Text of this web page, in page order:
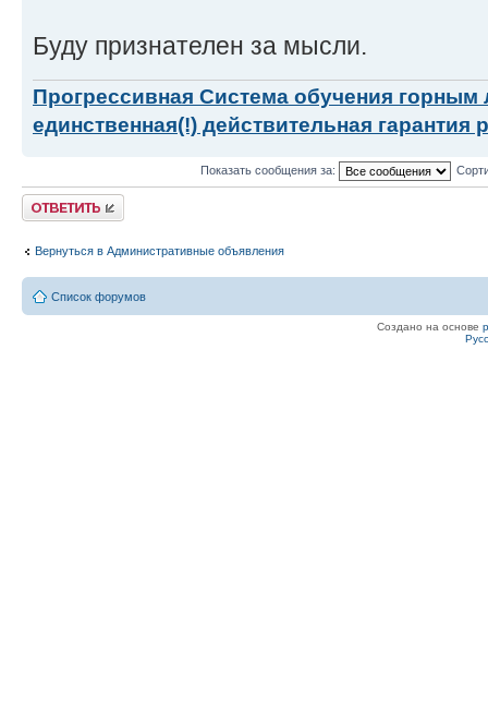
Буду признателен за мысли.
Прогрессивная Система обучения
единственная(!) действительная гарантия
Показать сообщения за:
Ответить
Вернуться в Административные объявления
Список форумов
Создано на основе